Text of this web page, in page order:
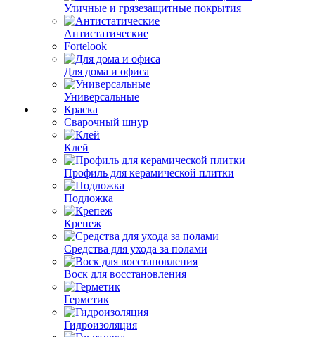
Уличные и грязезащитные покрытия
Антистатические
Fortelook
Для дома и офиса
Универсальные
Краска
Сварочный шнур
Клей
Профиль для керамической плитки
Подложка
Крепеж
Средства для ухода за полами
Воск для восстановления
Герметик
Гидроизоляция